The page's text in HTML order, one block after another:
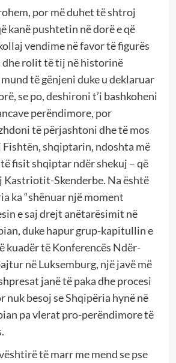
por më duhet të shtroj
kanë pushtetin në dorë e që
vendime në favor të figurës
dhe rolit të tij në historinë
të gënjeni duke u deklaruar
se po, deshironi t’i bashkoheni
perëndimore, por
të përjashtoni dhe të mos
shqiptarin, ndoshta më
fisit shqiptar ndër shekuj – që
Kastriotit-Skenderbe. Na është
ka “shënuar një moment
e saj drejt anëtarësimit në
duke hapur grup-kapitullin e
kuadër të Konferencës Ndër-
në Luksemburg, një javë më
janë të paka dhe procesi
nuk besoj se Shqipëria hynë në
pa vlerat pro-perëndimore të
të marr me mend se pse